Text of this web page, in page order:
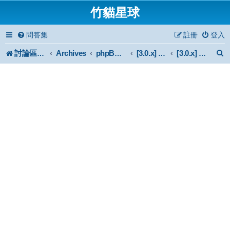
竹貓星球
問答集 登入
註冊
討論區首頁 Archives phpBB 3.0.x Forum Archive [3.0.x] Style [3.0.x] 風格問題討論